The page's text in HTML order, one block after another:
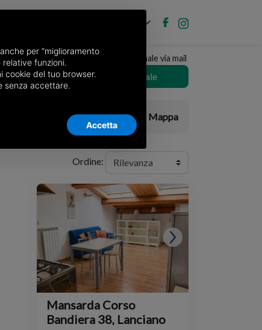
Ricevi copia del giornale via mail
Scegli giornale
Elenco Mappa
Ordine:
Mansarda Corso
Bandiera 38, Lanciano
per “miglioramento
relative funzioni.
cookie del tuo browser.
senza accettare.
Accetta